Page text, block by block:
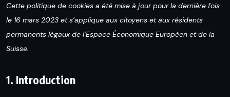
Cette politique de cookies a été mise à jour pour la dernière fois
le 16 mars 2023 et s’applique aux citoyens et aux résidents
permanents légaux de l’Espace Économique Européen et de la
Suisse.
1. Introduction